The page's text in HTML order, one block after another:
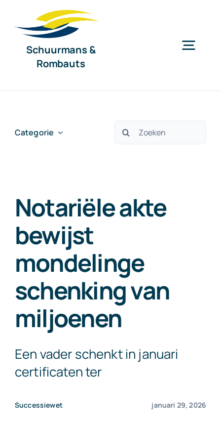
naar
Schuurmans &
Rombauts
Nieuws
Exact Online
Neem contact op!
Categorie
Zoeken
Notariële akte
bewijst
mondelinge
schenking van
miljoenen
Een vader schenkt in januari
certificaten ter
Successiewet januari 29, 2026